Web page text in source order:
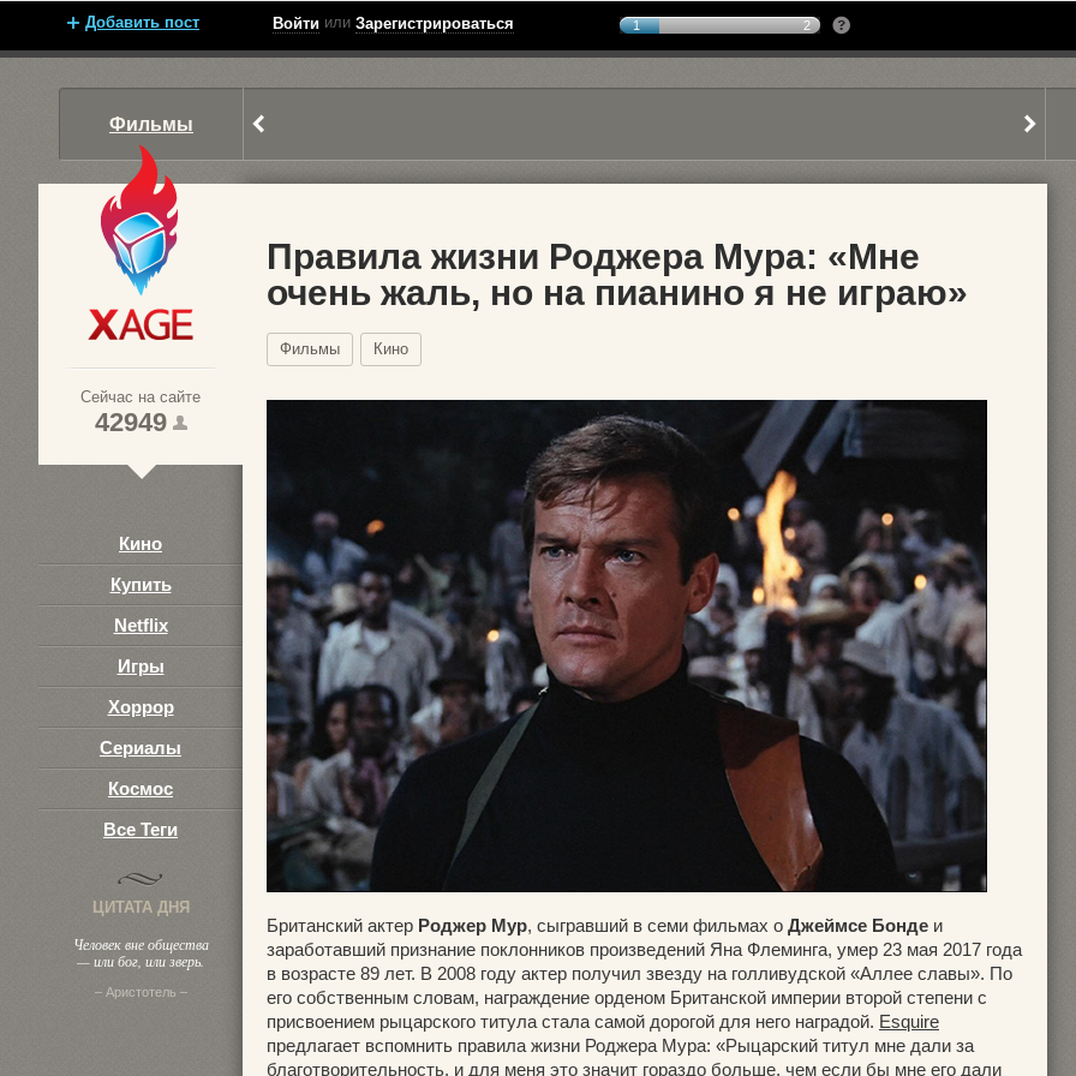
Добавить пост Войти или Зарегистрироваться 1 2
Фильмы
Сейчас на сайте
42949
Кино
Купить
Netflix
Игры
Хоррор
Сериалы
Космос
Все Теги
ЦИТАТА ДНЯ
Человек вне общества
— или бог, или зверь.
– Аристотель –
Правила жизни Роджера Мура: «Мне
очень жаль, но на пианино я не играю»
Фильмы Кино
Британский актер Роджер Мур, сыгравший в семи фильмах о Джеймсе Бонде и
заработавший признание поклонников произведений Яна Флеминга, умер 23 мая 2017 года
в возрасте 89 лет. В 2008 году актер получил звезду на голливудской «Аллее славы». По
его собственным словам, награждение орденом Британской империи второй степени с
присвоением рыцарского титула стала самой дорогой для него наградой. Esquire
предлагает вспомнить правила жизни Роджера Мура: «Рыцарский титул мне дали за
благотворительность, и для меня это значит гораздо больше, чем если бы мне его дали